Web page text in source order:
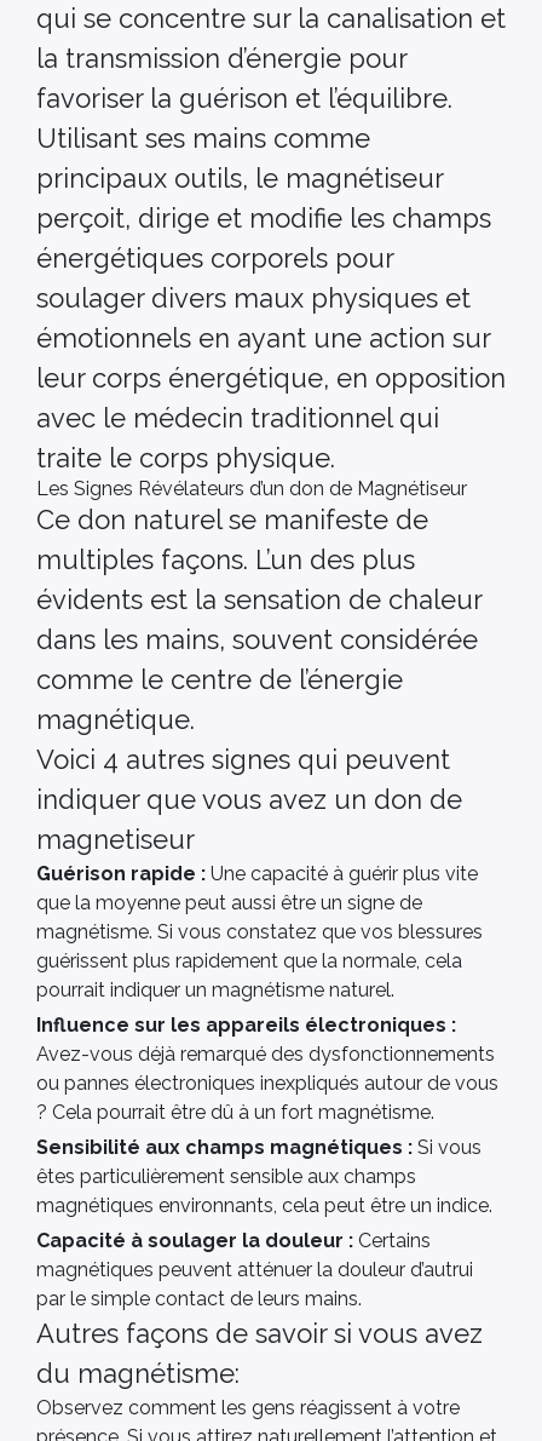
qui se concentre sur la canalisation et
la transmission d’énergie pour
favoriser la guérison et l’équilibre.
Utilisant ses mains comme
principaux outils, le magnétiseur
perçoit, dirige et modifie les champs
énergétiques corporels pour
soulager divers maux physiques et
émotionnels en ayant une action sur
leur corps énergétique, en opposition
avec le médecin traditionnel qui
traite le corps physique.
Les Signes Révélateurs d’un don de Magnétiseur
Ce don naturel se manifeste de
multiples façons. L’un des plus
évidents est la sensation de chaleur
dans les mains, souvent considérée
comme le centre de l’énergie
magnétique.
Voici 4 autres signes qui peuvent
indiquer que vous avez un don de
magnetiseur
Guérison rapide : Une capacité à guérir plus vite
que la moyenne peut aussi être un signe de
magnétisme. Si vous constatez que vos blessures
guérissent plus rapidement que la normale, cela
pourrait indiquer un magnétisme naturel.
Influence sur les appareils électroniques :
Avez-vous déjà remarqué des dysfonctionnements
ou pannes électroniques inexpliqués autour de vous
? Cela pourrait être dû à un fort magnétisme.
Sensibilité aux champs magnétiques : Si vous
êtes particulièrement sensible aux champs
magnétiques environnants, cela peut être un indice.
Capacité à soulager la douleur : Certains
magnétiques peuvent atténuer la douleur d’autrui
par le simple contact de leurs mains.
Autres façons de savoir si vous avez
du magnétisme:
Observez comment les gens réagissent à votre
présence. Si vous attirez naturellement l’attention et